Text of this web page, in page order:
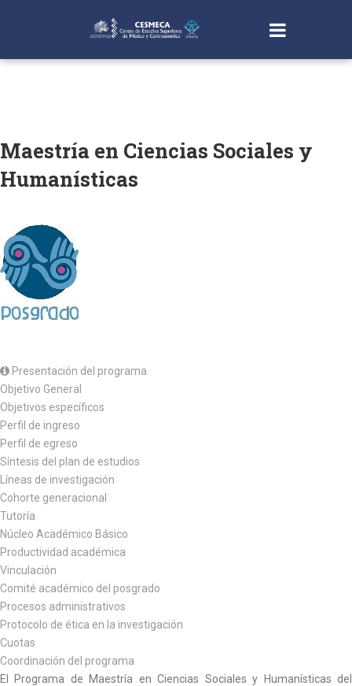
Maestría en Ciencias Sociales y
Humanísticas
Presentación del programa
Objetivo General
Objetivos específicos
Perfil de ingreso
Perfil de egreso
Síntesis del plan de estudios
Líneas de investigación
Cohorte generacional
Tutoría
Núcleo Académico Básico
Productividad académica
Vinculación
Comité académico del posgrado
Procesos administrativos
Protocolo de ética en la investigación
Cuotas
Coordinación del programa
El Programa de Maestría en Ciencias Sociales y Humanísticas del